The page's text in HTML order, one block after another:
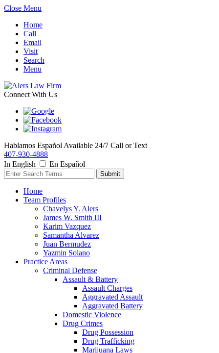
Close Menu
Home
Call
Email
Visit
Search
Menu
Connect With Us
Hablamos Español Available 24/7 Call or Text
407-930-4888
In English
En Español
Home
Team Profiles
Chavelys Y. Alers
James W. Smith III
Karim Vazquez
Samantha Alvarez
Juan Bermudez
Yazmin Solano
Practice Areas
Criminal Defense
Assault & Battery
Assault Charges
Aggravated Assault
Aggravated Battery
Domestic Violence
Drug Crimes
Drug Possession
Drug Trafficking
Marijuana Laws